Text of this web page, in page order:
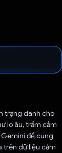
trạng dành cho
lo âu, trầm cảm
để cung
trên dữ liệu cảm